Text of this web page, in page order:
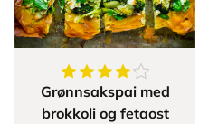
4.363636363636363
Grønnsakspai med
brokkoli og fetaost